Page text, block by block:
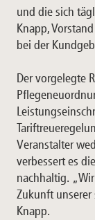
und die sich
Knapp,
bei der
Der vorgelegte
Veranstalter
verbessert es
nachhaltig.
Zukunft
Knapp.